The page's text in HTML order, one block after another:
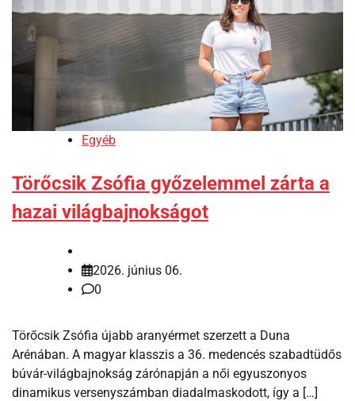
Egyéb
Törőcsik Zsófia győzelemmel zárta a
hazai világbajnokságot
2026. június 06.
0
Törőcsik Zsófia újabb aranyérmet szerzett a Duna
Arénában. A magyar klasszis a 36. medencés szabadtüdős
búvár-világbajnokság zárónapján a női egyuszonyos
dinamikus versenyszámban diadalmaskodott, így a […]